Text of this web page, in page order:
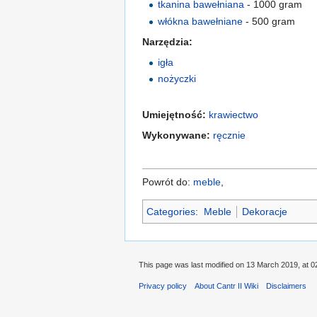
tkanina bawełniana - 1000 gram
włókna bawełniane - 500 gram
Narzędzia:
igła
nożyczki
Umiejętność: krawiectwo
Wykonywane: ręcznie
Powrót do: meble,
Categories: Meble Dekoracje
This page was last modified on 13 March 2019, at
Privacy policy About Cantr II Wiki Disclaimers